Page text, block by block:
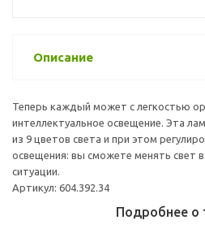
Описание
Теперь каждый может с легкостью
интеллектуальное освещение. Эта
из 9 цветов света и при этом
освещения: вы сможете менять свет
ситуации.
Артикул: 604.392.34
Подробнее о